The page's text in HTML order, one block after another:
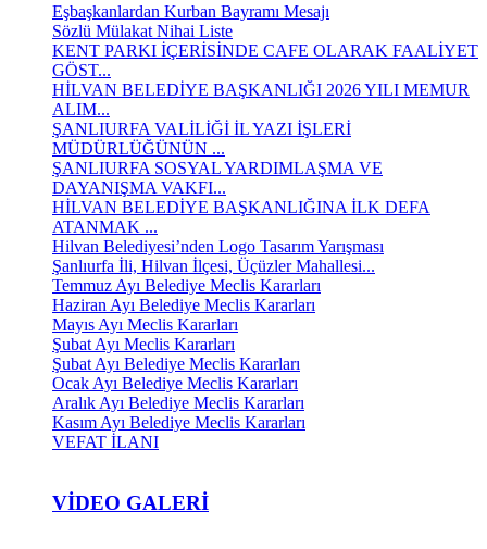
Eşbaşkanlardan Kurban Bayramı Mesajı
Sözlü Mülakat Nihai Liste
KENT PARKI İÇERİSİNDE CAFE OLARAK FAALİYET
GÖST...
HİLVAN BELEDİYE BAŞKANLIĞI 2026 YILI MEMUR
ALIM...
ŞANLIURFA VALİLİĞİ İL YAZI İŞLERİ
MÜDÜRLÜĞÜNÜN ...
ŞANLIURFA SOSYAL YARDIMLAŞMA VE
DAYANIŞMA VAKFI...
HİLVAN BELEDİYE BAŞKANLIĞINA İLK DEFA
ATANMAK ...
Hilvan Belediyesi’nden Logo Tasarım Yarışması
Şanlıurfa İli, Hilvan İlçesi, Üçüzler Mahallesi...
Temmuz Ayı Belediye Meclis Kararları
Haziran Ayı Belediye Meclis Kararları
Mayıs Ayı Meclis Kararları
Şubat Ayı Meclis Kararları
Şubat Ayı Belediye Meclis Kararları
Ocak Ayı Belediye Meclis Kararları
Aralık Ayı Belediye Meclis Kararları
Kasım Ayı Belediye Meclis Kararları
VEFAT İLANI
VIDEO GALERI